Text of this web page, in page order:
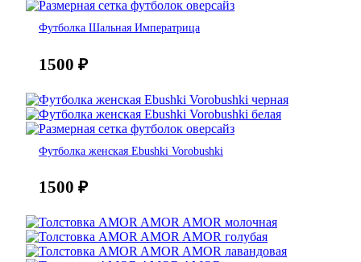
Футболка Шальная Императрица
1500 ₽
Футболка женская Ebushki Vorobushki
1500 ₽